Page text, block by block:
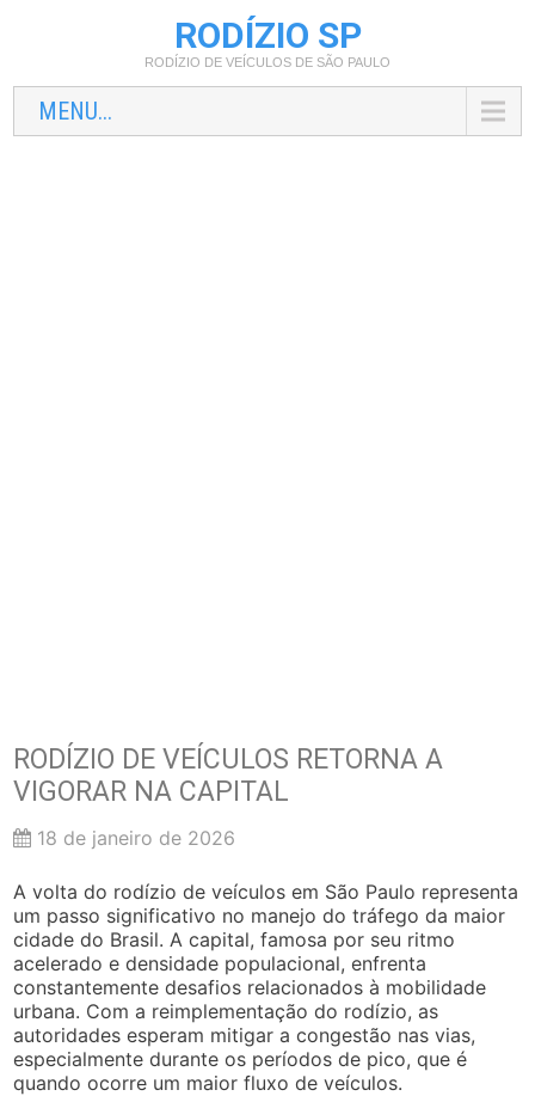
RODÍZIO SP
RODÍZIO DE VEÍCULOS DE SÃO PAULO
MENU...
RODÍZIO DE VEÍCULOS RETORNA A
VIGORAR NA CAPITAL
18 de janeiro de 2026
A volta do rodízio de veículos em São Paulo representa
um passo significativo no manejo do tráfego da maior
cidade do Brasil. A capital, famosa por seu ritmo
acelerado e densidade populacional, enfrenta
constantemente desafios relacionados à mobilidade
urbana. Com a reimplementação do rodízio, as
autoridades esperam mitigar a congestão nas vias,
especialmente durante os períodos de pico, que é
quando ocorre um maior fluxo de veículos.